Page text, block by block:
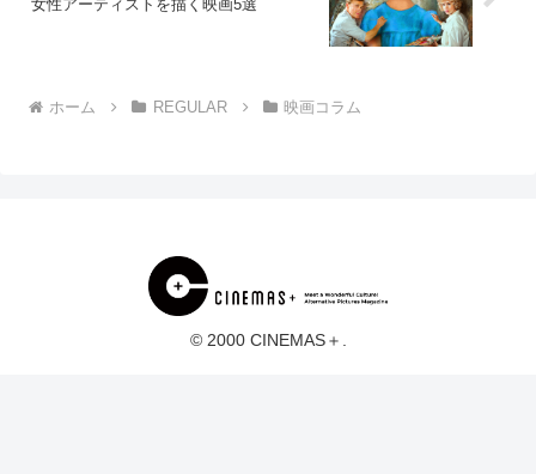
女性アーティストを描く映画5選
ホーム REGULAR 映画コラム
© 2000 CINEMAS＋.